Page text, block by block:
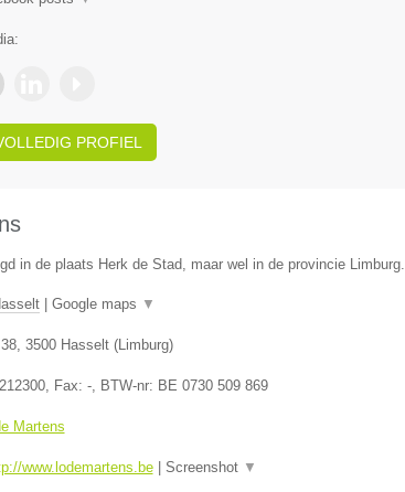
PROFIEL
in de plaats Herk de Stad, maar wel in de provincie Limburg.
| Google maps ▼
, 3500 Hasselt(Limburg)
, Fax: -, BTW-nr: BE 0730 509 869
Martens
www.lodemartens.be| Screenshot ▼